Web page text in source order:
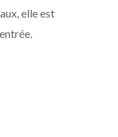
elle est